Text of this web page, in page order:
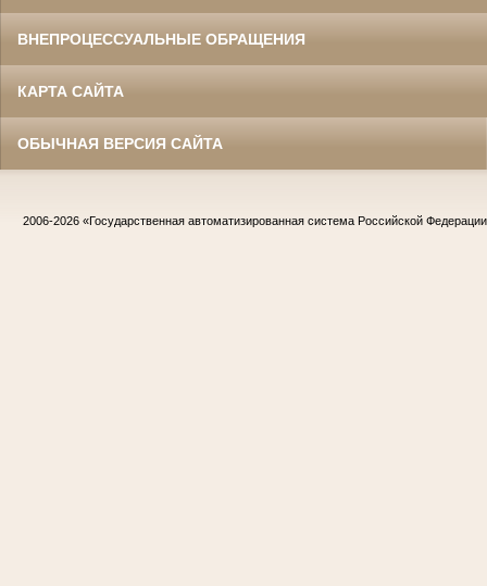
ВНЕПРОЦЕССУАЛЬНЫЕ ОБРАЩЕНИЯ
КАРТА САЙТА
ОБЫЧНАЯ ВЕРСИЯ САЙТА
2006-2026 «Государственная автоматизированная система Российской